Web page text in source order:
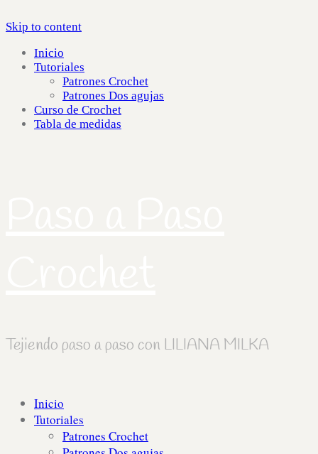
Skip to content
Inicio
Tutoriales
Patrones Crochet
Patrones Dos agujas
Curso de Crochet
Tabla de medidas
Tejiendo paso a paso con LILIANA MILKA
Inicio
Tutoriales
Patrones Crochet